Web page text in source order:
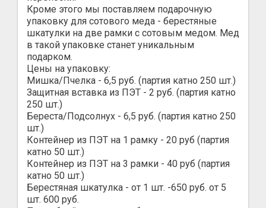
Кроме этого мы поставляем подарочную
упаковку для сотового меда - берестяные
шкатулки на две рамки с сотовым медом. Мед
в такой упаковке станет уникальным
подарком.
Цены на упаковку:
Мишка/Пчелка - 6,5 руб. (партия катно 250 шт.)
Защитная вставка из ПЭТ - 2 руб. (партия катно
250 шт.)
Береста/Подсолнух - 6,5 руб. (партия катно 250
шт.)
Контейнер из ПЭТ на 1 рамку - 20 руб (партия
катно 50 шт.)
Контейнер из ПЭТ на 3 рамки - 40 руб (партия
катно 50 шт.)
Берестяная шкатулка - от 1 шт. -650 руб. от 5
шт. 600 руб.